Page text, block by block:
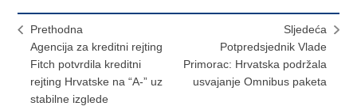
Prethodna
Agencija za kreditni rejting
Fitch potvrdila kreditni
rejting Hrvatske na “A-” uz
stabilne izglede
Sljedeća
Potpredsjednik Vlade
Primorac: Hrvatska podržala
usvajanje Omnibus paketa